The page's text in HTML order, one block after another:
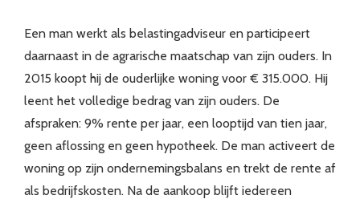
Een man werkt als belastingadviseur en participeert
daarnaast in de agrarische maatschap van zijn ouders. In
2015 koopt hij de ouderlijke woning voor € 315.000. Hij
leent het volledige bedrag van zijn ouders. De
afspraken: 9% rente per jaar, een looptijd van tien jaar,
geen aflossing en geen hypotheek. De man activeert de
woning op zijn ondernemingsbalans en trekt de rente af
als bedrijfskosten. Na de aankoop blijft iedereen